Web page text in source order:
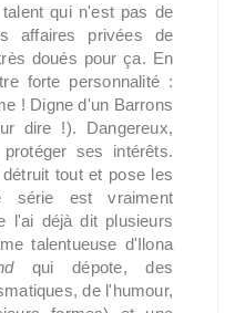
qui n'est pas de
affaires privées de
doués pour ça. En
forte personnalité :
! Digne d'un Barrons
dire !). Dangereux,
ses intérêts.
tout et pose les
série est vraiment
l'ai déjà dit plusieurs
talentueuse d'Ilona
qui dépote, des
de l'humour,